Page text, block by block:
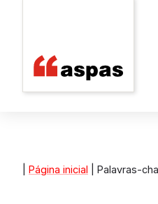
Página inicial | Palavras-